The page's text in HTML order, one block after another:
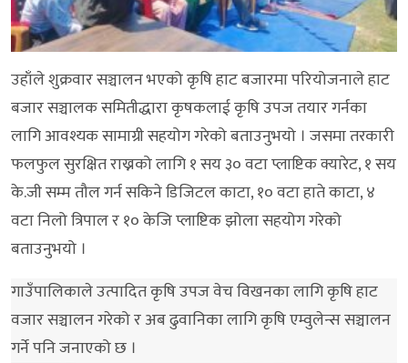
उहाँले शुक्रवार सञ्चालन भएको कृषि हाट बजारमा परियोजनाले हाट
बजार सञ्चालक समितीद्धारा कृषकलाई कृषि उपज तयार गर्नका
लागि आवश्यक सामाग्री सहयोग गरेको बताउनुभयो । जसमा तरकारी
फलफुल सुरक्षित राख्नको लागि १ सय ३० वटा प्लाष्टिक क्यारेट, १ सय
के.जी सम्म तौल गर्न सकिने डिजिटल काटा, १० वटा हाते काटा, ४
वटा निलो त्रिपाल र १० केजि प्लाष्टिक झोला सहयोग गरेको
बताउनुभयो ।
गाउँपालिकाले उत्पादित कृषि उपज वेच विखनका लागि कृषि हाट
वजार सञ्चालन गरेको र अब ढुवानिका लागि कृषि एम्वुलेन्स सञ्चालन
गर्ने पनि जनाएको छ ।